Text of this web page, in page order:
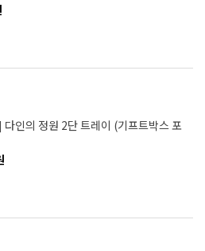
인의 정원 2단 트레이 (기프트박스 포